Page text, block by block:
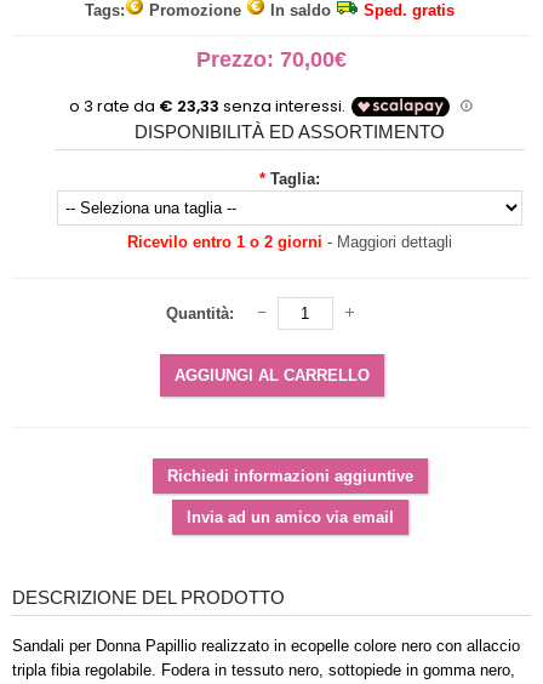
Tags:
Promozione In saldo Sped. gratis
Prezzo: 70,00€
DISPONIBILITÀ ED ASSORTIMENTO
* Taglia:
Ricevilo entro 1 o 2 giorni - Maggiori dettagli
Quantità:
DESCRIZIONE DEL PRODOTTO
Sandali per Donna Papillio realizzato in ecopelle colore nero con allaccio
tripla fibia regolabile. Fodera in tessuto nero, sottopiede in gomma nero,